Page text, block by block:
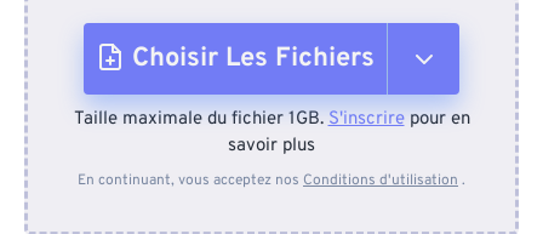
Choisir Les Fichiers
Depuis l'appareil
Taille maximale du fichier 1GB.S'inscrirepour en
savoir plus
En continuant, vous acceptez nos Conditions d'utilisation .